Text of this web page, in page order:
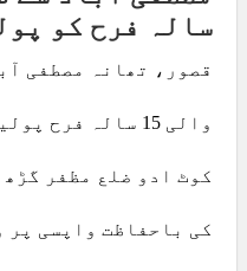
سالہ فرح کو
قصور، تھانہ مصطفی
والی 15 سالہ
کوٹ ادو ضلع مظفر
کی باحفاظت واپسی پر